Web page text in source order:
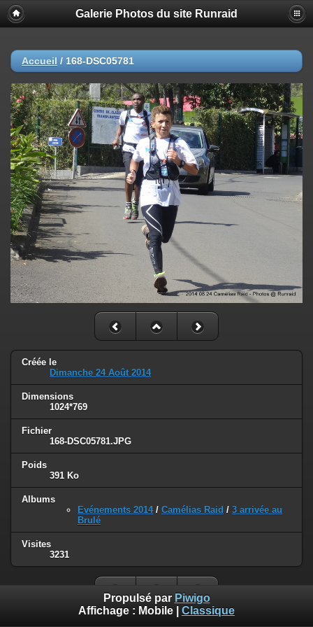
Galerie Photos du site Runraid
Accueil / 168-DSC05781
Créée le
Dimanche 24 Août 2014
Dimensions
1024*769
Fichier
168-DSC05781.JPG
Poids
391 Ko
Albums
Evénements 2014/ Camélias Raid / 3 arrivée au
Brulé
Visites
3231
Propulsé par Piwigo
Affichage : Mobile Classique